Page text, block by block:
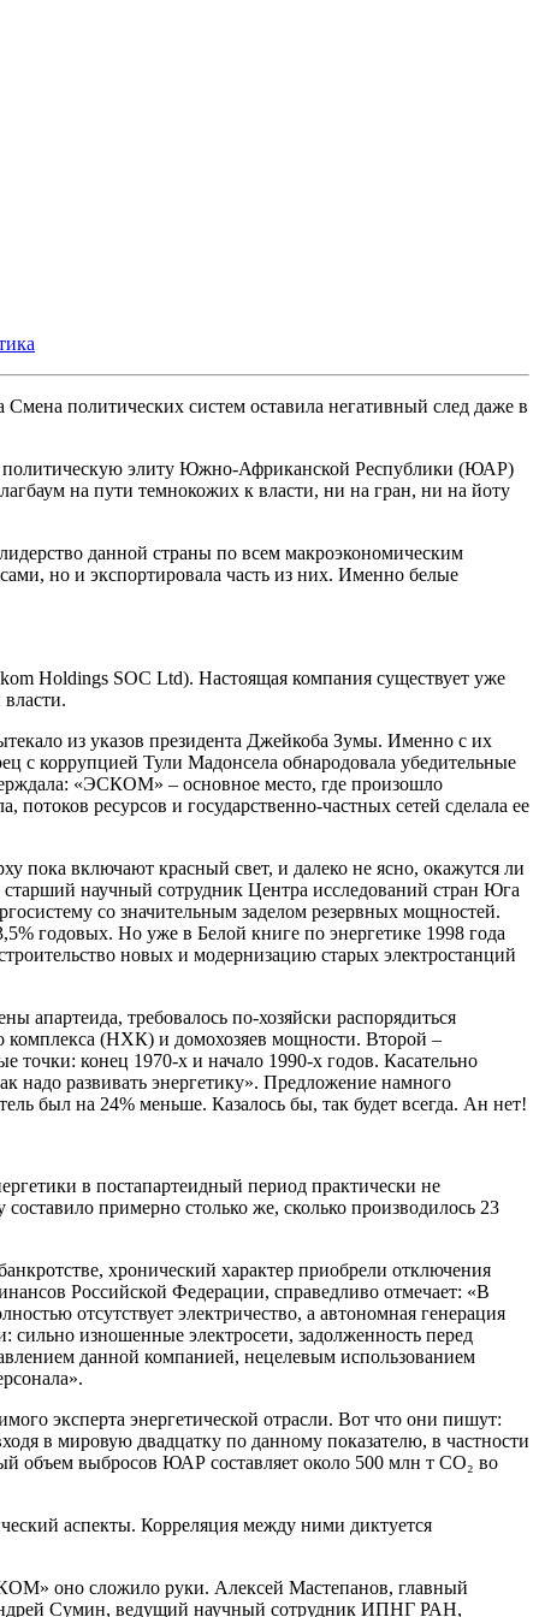
Смена политических систем оставила негативный след даже в
политическую элиту Южно-Африканской Республики (ЮАР)
на пути темнокожих к власти, ни на гран, ни на йоту
данной страны по всем макроэкономическим
но и экспортировала часть из них. Именно белые
Holdings SOC Ltd). Настоящая компания существует уже
из указов президента Джейкоба Зумы. Именно с их
с коррупцией Тули Мадонсела обнародовала убедительные
«ЭСКОМ» – основное место, где произошло
потоков ресурсов и государственно-частных сетей сделала ее
пока включают красный свет, и далеко не ясно, окажутся ли
научный сотрудник Центра исследований стран Юга
со значительным заделом резервных мощностей.
годовых. Но уже в Белой книге по энергетике 1998 года
новых и модернизацию старых электростанций
апартеида, требовалось по-хозяйски распорядиться
комплекса (НХК) и домохозяев мощности. Второй –
точки: конец 1970-х и начало 1990-х годов. Касательно
надо развивать энергетику». Предложение намного
был на 24% меньше. Казалось бы, так будет всегда. Ан нет!
в постапартеидный период практически не
примерно столько же, сколько производилось 23
хронический характер приобрели отключения
Российской Федерации, справедливо отмечает: «В
отсутствует электричество, а автономная генерация
сильно изношенные электросети, задолженность перед
данной компанией, нецелевым использованием
эксперта энергетической отрасли. Вот что они пишут:
в мировую двадцатку по данному показателю, в частности
объем выбросов ЮАР составляет около 500 млн т СО₂ во
аспекты. Корреляция между ними диктуется
оно сложило руки. Алексей Мастепанов, главный
Сумин, ведущий научный сотрудник ИПНГ РАН,